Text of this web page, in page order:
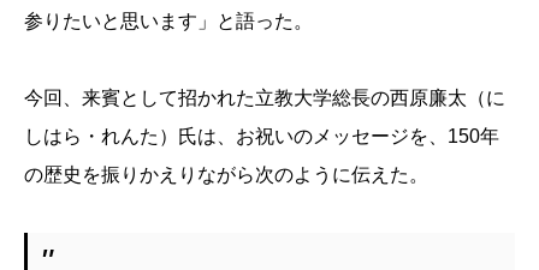
参りたいと思います」と語った。
今回、来賓として招かれた立教大学総長の西原廉太（に
しはら・れんた）氏は、お祝いのメッセージを、150年
の歴史を振りかえりながら次のように伝えた。